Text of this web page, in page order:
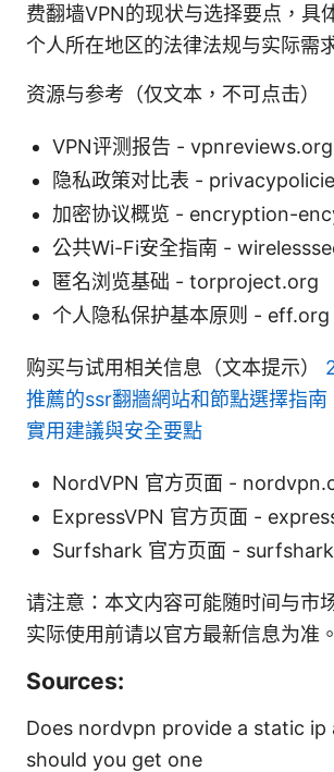
费翻墙VPN的现状与选择要点，具
个人所在地区的法律法规与实际需
资源与参考（仅文本，不可点击）
VPN评测报告 - vpnreviews.org
隐私政策对比表 -
加密协议概览 - encryption-
公共Wi-Fi安全指南 -
匿名浏览基础 - torproject.org
个人隐私保护基本原则 - eff.org
购买与试用相关信息（文本提示）
推薦的ssr翻牆網站和節點選擇指南
實用建議與安全要點
NordVPN 官方页面 -
ExpressVPN 官方页面 -
Surfshark 官方页面 -
请注意：本文内容可能随时间与市
实际使用前请以官方最新信息为准。
Sources:
Does nordvpn provide a static ip
should you get one